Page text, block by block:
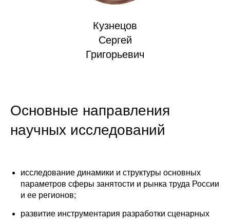
Об аспирантуре
Материалы
Конкурсы и вакансии
Кузнецов
Сергей
Григорьевич
Основные направления
научных исследований
исследование динамики и структуры основных
параметров сферы занятости и рынка труда России
и ее регионов;
развитие инструментария разработки сценарных